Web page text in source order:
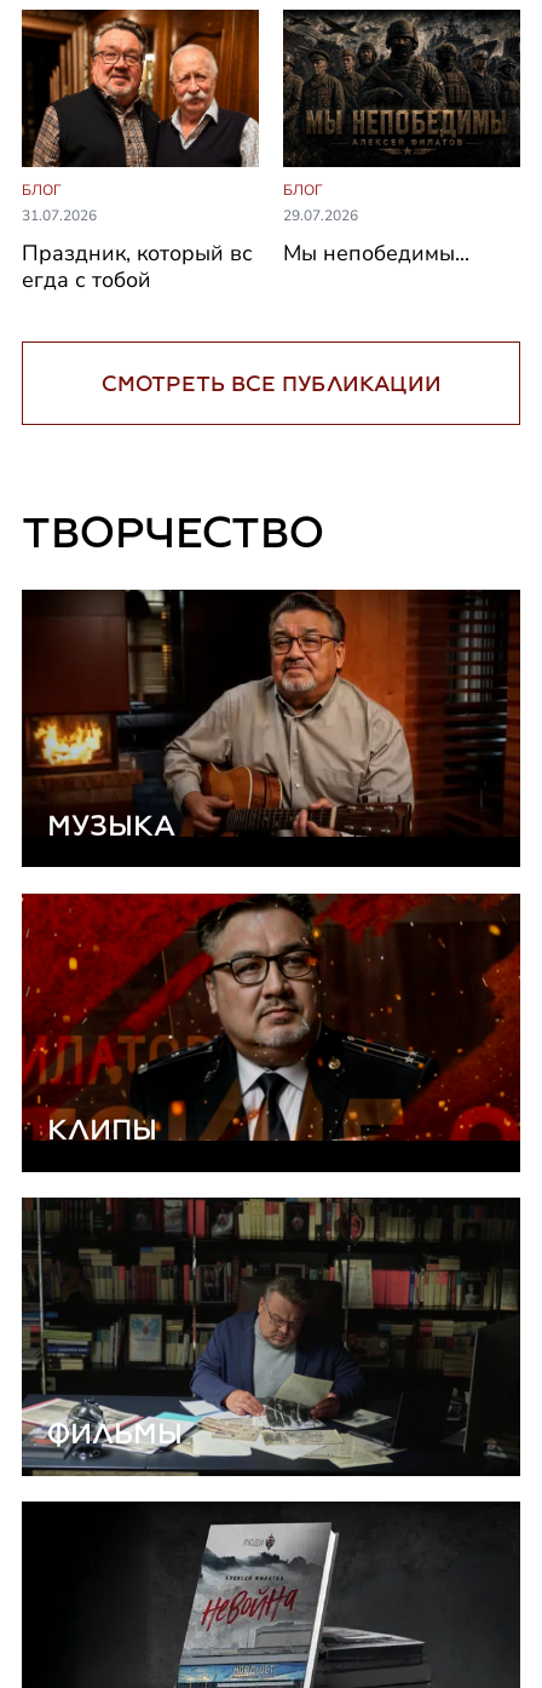
БЛОГ
31.07.2026
Праздник, который вс
егда с тобой
БЛОГ
29.07.2026
Мы непобедимы...
СМОТРЕТЬ ВСЕ ПУБЛИКАЦИИ
ТВОРЧЕСТВО
МУЗЫКА
КЛИПЫ
ФИЛЬМЫ